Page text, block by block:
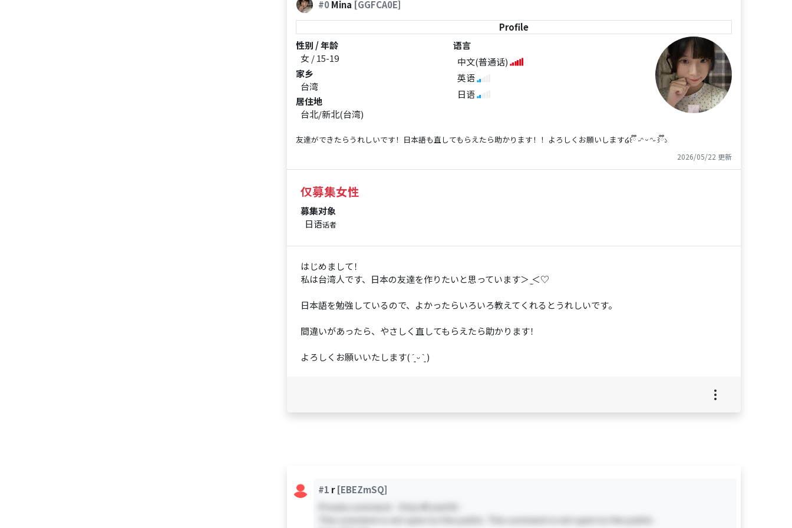
#0Mina [GGFCA0E]
Profile
性别 / 年龄
女 / 15-19
家乡
台湾
居住地
台北/新北(台湾)
语言
中文(普通话)
英语
日语
友達ができたらうれしいです！日本語も直してもらえたら助かります！！よろしくお願いします໒꒰ྀི ˶ᵔ ᵕ ᵔ˶ ꒱ྀི১
2026/05/22 更新
仅募集女性
募集对象
日语话者
はじめまして！
私は台湾人です、日本の友達を作りたいと思っています＞ ̫＜♡
日本語を勉強しているので、よかったらいろいろ教えてくれるとうれしいです。
間違いがあったら、やさしく直してもらえたら助かります！
よろしくお願いいたします( ´͈ ᵕ `͈ )
#1 r[EBEZmSQ]
Private comment - Only #0 and #1 -
This comment is not open to the public. This comment is not open to the public.